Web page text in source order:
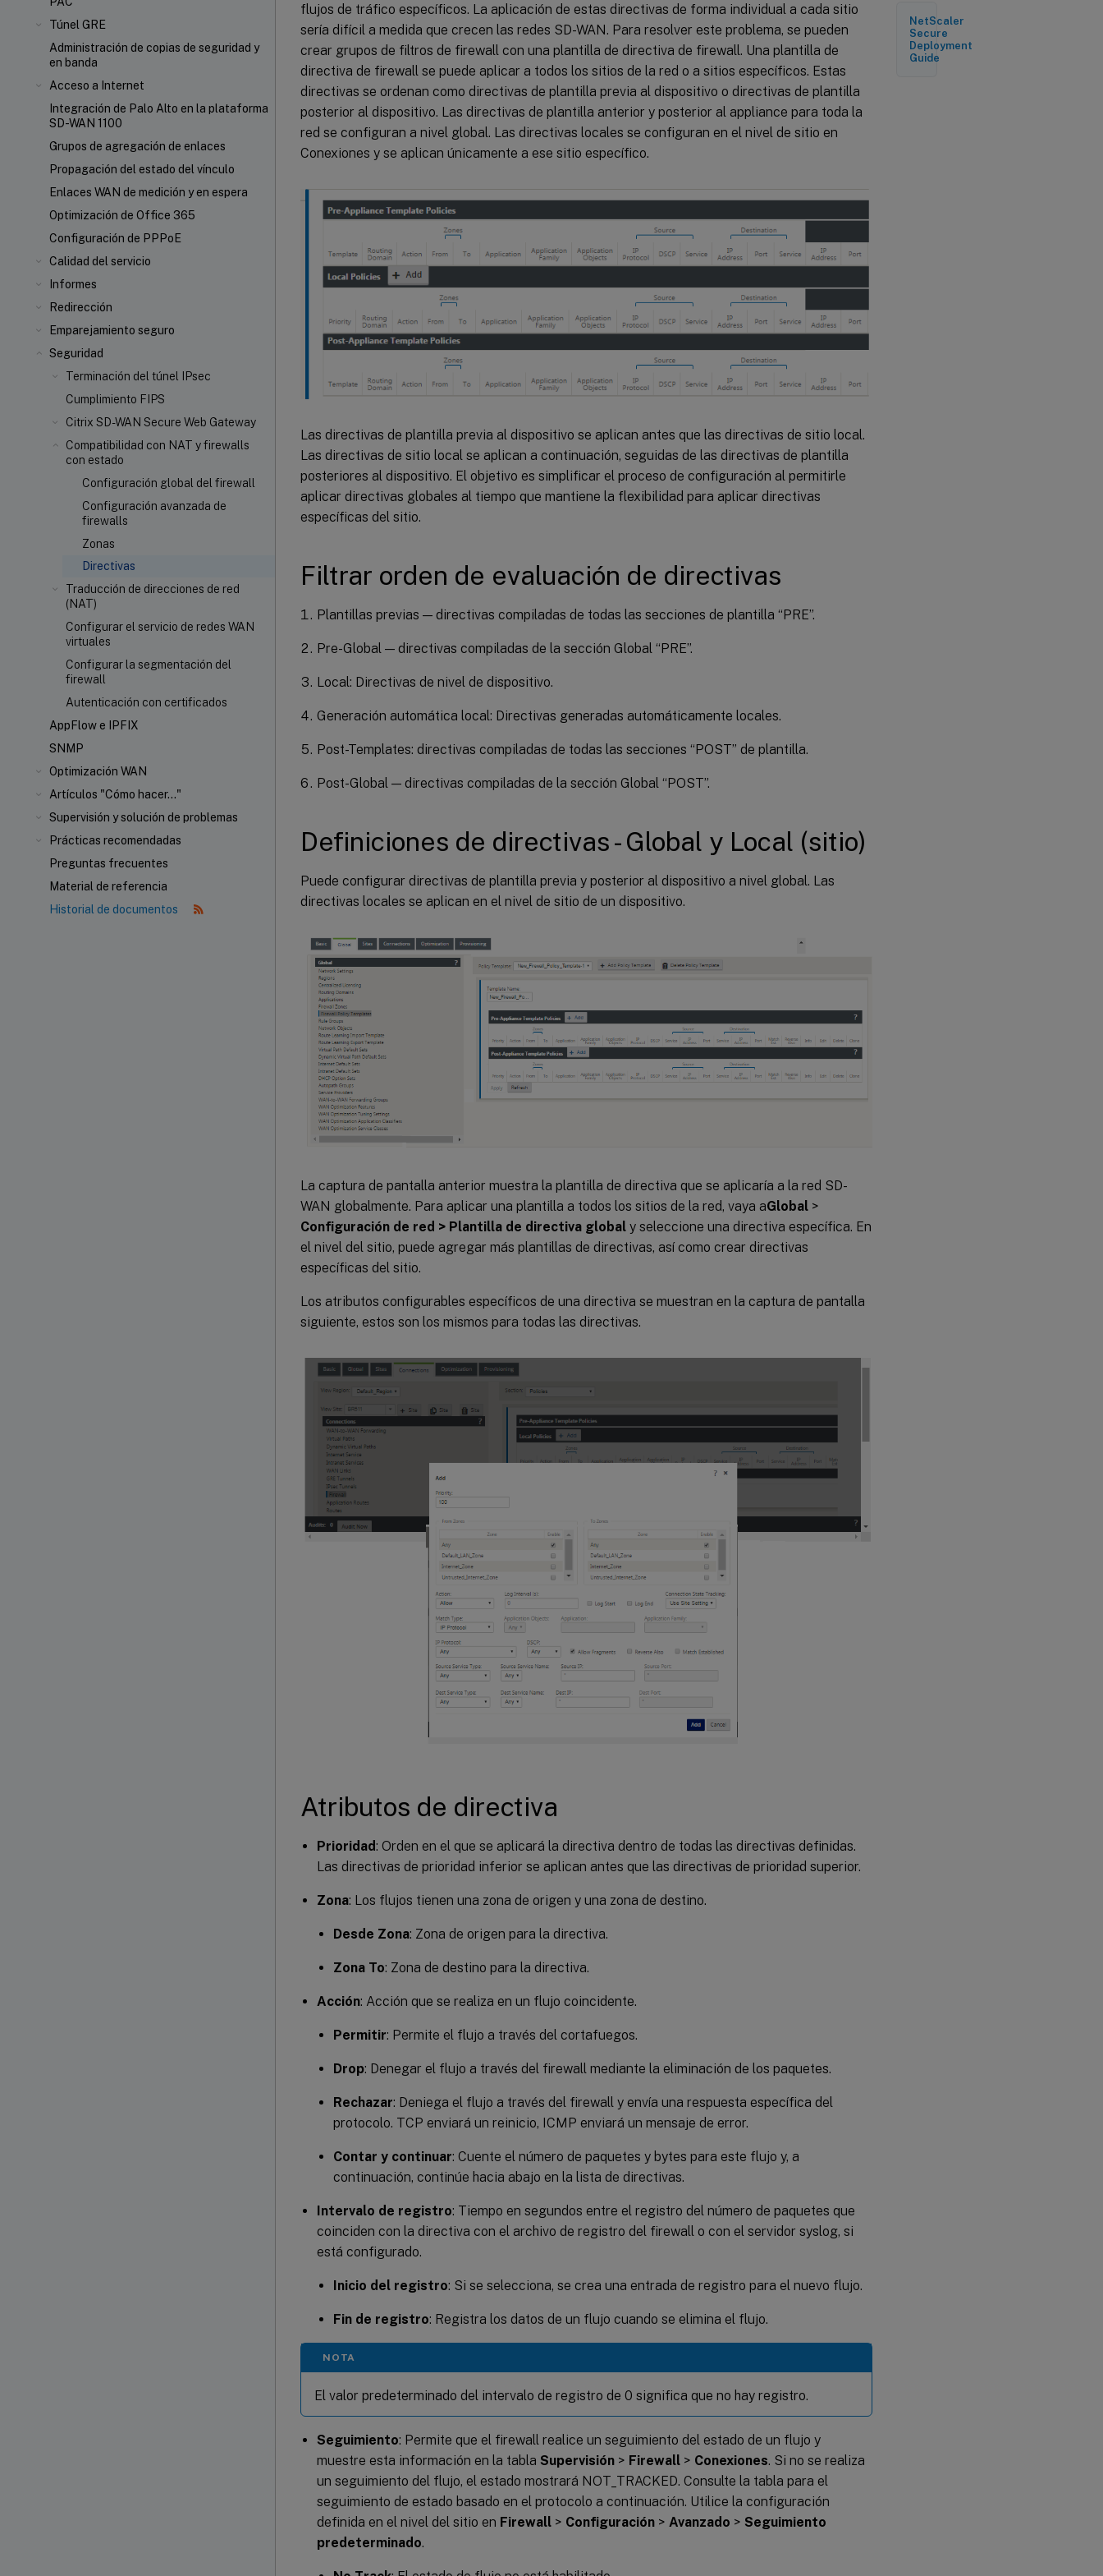
Túnel GRE
Administración de copias de seguridad y
en banda
Acceso a Internet
Integración de Palo Alto en la plataforma
SD-WAN 1100
Grupos de agregación de enlaces
Propagación del estado del vínculo
Enlaces WAN de medición y en espera
Optimización de Office 365
Configuración de PPPoE
Calidad del servicio
Informes
Redirección
Emparejamiento seguro
Seguridad
Terminación del túnel IPsec
Cumplimiento FIPS
Citrix SD-WAN Secure Web Gateway
Compatibilidad con NAT y firewalls
con estado
Configuración global del firewall
Configuración avanzada de
firewalls
Zonas
Directivas
Traducción de direcciones de red
(NAT)
Configurar el servicio de redes WAN
virtuales
Configurar la segmentación del
firewall
Autenticación con certificados
AppFlow e IPFIX
SNMP
Optimización WAN
Artículos "Cómo hacer..."
Supervisión y solución de problemas
Prácticas recomendadas
Preguntas frecuentes
Material de referencia
Historial de documentos
flujos de tráfico específicos. La aplicación de estas directivas de forma individual a cada sitio
sería difícil a medida que crecen las redes SD-WAN. Para resolver este problema, se pueden
crear grupos de filtros de firewall con una plantilla de directiva de firewall. Una plantilla de
directiva de firewall se puede aplicar a todos los sitios de la red o a sitios específicos. Estas
directivas se ordenan como directivas de plantilla previa al dispositivo o directivas de plantilla
posterior al dispositivo. Las directivas de plantilla anterior y posterior al appliance para toda la
red se configuran a nivel global. Las directivas locales se configuran en el nivel de sitio en
Conexiones y se aplican únicamente a ese sitio específico.
Las directivas de plantilla previa al dispositivo se aplican antes que las directivas de sitio local.
Las directivas de sitio local se aplican a continuación, seguidas de las directivas de plantilla
posteriores al dispositivo. El objetivo es simplificar el proceso de configuración al permitirle
aplicar directivas globales al tiempo que mantiene la flexibilidad para aplicar directivas
específicas del sitio.
Filtrar orden de evaluación de directivas
Plantillas previas — directivas compiladas de todas las secciones de plantilla “PRE”.
Pre-Global — directivas compiladas de la sección Global “PRE”.
Local: Directivas de nivel de dispositivo.
Generación automática local: Directivas generadas automáticamente locales.
Post-Templates: directivas compiladas de todas las secciones “POST” de plantilla.
Post-Global — directivas compiladas de la sección Global “POST”.
Definiciones de directivas - Global y Local (sitio)
Puede configurar directivas de plantilla previa y posterior al dispositivo a nivel global. Las
directivas locales se aplican en el nivel de sitio de un dispositivo.
La captura de pantalla anterior muestra la plantilla de directiva que se aplicaría a la red SD-
WAN globalmente. Para aplicar una plantilla a todos los sitios de la red, vaya aGlobal >
Configuración de red > Plantilla de directiva global y seleccione una directiva específica. En
el nivel del sitio, puede agregar más plantillas de directivas, así como crear directivas
específicas del sitio.
Los atributos configurables específicos de una directiva se muestran en la captura de pantalla
siguiente, estos son los mismos para todas las directivas.
Atributos de directiva
Prioridad: Orden en el que se aplicará la directiva dentro de todas las directivas definidas.
Las directivas de prioridad inferior se aplican antes que las directivas de prioridad superior.
Zona: Los flujos tienen una zona de origen y una zona de destino.
Desde Zona: Zona de origen para la directiva.
Zona To: Zona de destino para la directiva.
Acción: Acción que se realiza en un flujo coincidente.
Permitir: Permite el flujo a través del cortafuegos.
Drop: Denegar el flujo a través del firewall mediante la eliminación de los paquetes.
Rechazar: Deniega el flujo a través del firewall y envía una respuesta específica del
protocolo. TCP enviará un reinicio, ICMP enviará un mensaje de error.
Contar y continuar: Cuente el número de paquetes y bytes para este flujo y, a
continuación, continúe hacia abajo en la lista de directivas.
Intervalo de registro: Tiempo en segundos entre el registro del número de paquetes que
coinciden con la directiva con el archivo de registro del firewall o con el servidor syslog, si
está configurado.
Inicio del registro: Si se selecciona, se crea una entrada de registro para el nuevo flujo.
Fin de registro: Registra los datos de un flujo cuando se elimina el flujo.
NOTA
El valor predeterminado del intervalo de registro de 0 significa que no hay registro.
Seguimiento: Permite que el firewall realice un seguimiento del estado de un flujo y
muestre esta información en la tabla Supervisión > Firewall > Conexiones. Si no se realiza
un seguimiento del flujo, el estado mostrará NOT_TRACKED. Consulte la tabla para el
seguimiento de estado basado en el protocolo a continuación. Utilice la configuración
definida en el nivel del sitio en Firewall > Configuración > Avanzado > Seguimiento
predeterminado.
Local (sitio)
NetScaler
Secure
Deployment
Guide